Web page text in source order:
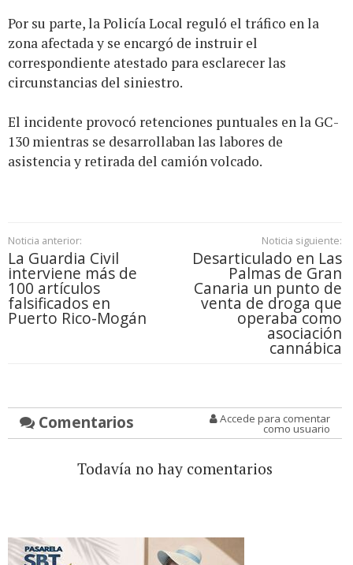
Por su parte, la Policía Local reguló el tráfico en la
zona afectada y se encargó de instruir el
correspondiente atestado para esclarecer las
circunstancias del siniestro.
El incidente provocó retenciones puntuales en la GC-
130 mientras se desarrollaban las labores de
asistencia y retirada del camión volcado.
Noticia anterior:
La Guardia Civil
interviene más de
100 artículos
falsificados en
Puerto Rico-Mogán
Noticia siguiente:
Desarticulado en Las
Palmas de Gran
Canaria un punto de
venta de droga que
operaba como
asociación
cannábica
Comentarios Accede para comentar
como usuario
Todavía no hay comentarios